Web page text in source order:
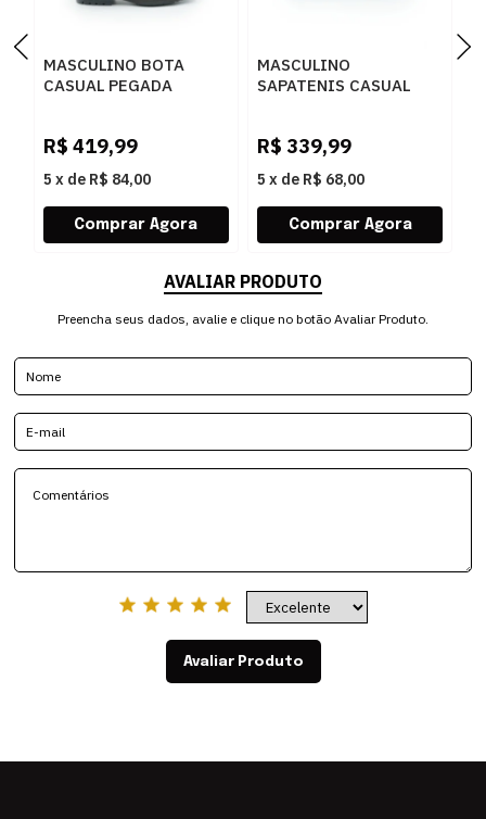
MASCULINO BOTA
CASUAL PEGADA
BROWN
R$ 419,99
5 x de R$ 84,00
MASCULINO
SAPATENIS CASUAL
PRETO/WASHED
BORDO
R$ 339,99
5 x de R$ 68,00
AVALIAR PRODUTO
Preencha seus dados, avalie e clique no botão Avaliar Produto.
Avaliar Produto